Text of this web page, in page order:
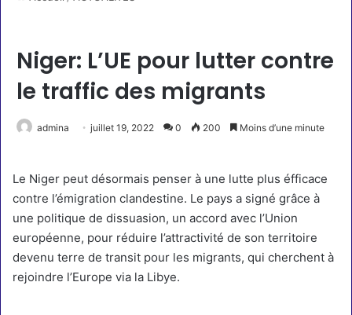
Niger: L’UE pour lutter contre
le traffic des migrants
admina juillet 19, 2022 0 200 Moins d’une minute
Le Niger peut désormais penser à une lutte plus éfficace
contre l’émigration clandestine. Le pays a signé grâce à
une politique de dissuasion, un accord avec l’Union
européenne, pour réduire l’attractivité de son territoire
devenu terre de transit pour les migrants, qui cherchent à
rejoindre l’Europe via la Libye.